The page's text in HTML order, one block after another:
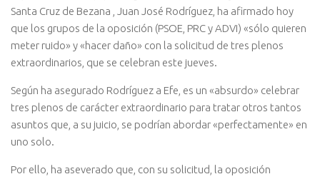
Santa Cruz de Bezana , Juan José Rodríguez, ha afirmado hoy
que los grupos de la oposición (PSOE, PRC y ADVI) «sólo quieren
meter ruido» y «hacer daño» con la solicitud de tres plenos
extraordinarios, que se celebran este jueves.
Según ha asegurado Rodríguez a Efe, es un «absurdo» celebrar
tres plenos de carácter extraordinario para tratar otros tantos
asuntos que, a su juicio, se podrían abordar «perfectamente» en
uno solo.
Por ello, ha aseverado que, con su solicitud, la oposición